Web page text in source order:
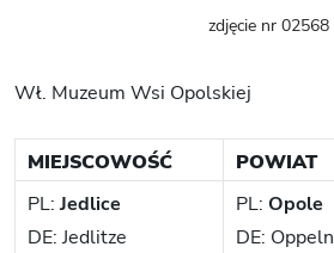
zdjęcie nr 02568
Wł. Muzeum Wsi Opolskiej
MIEJSCOWOŚĆ POWIAT
PL: Jedlice
DE: Jedlitze
PL: Opole
DE: Oppeln